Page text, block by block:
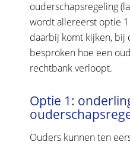
ouderschapsregeling
wordt allereerst optie
daarbij komt kijken,
besproken hoe een
rechtbank verloopt.
Optie 1:
Ouders kunnen ten